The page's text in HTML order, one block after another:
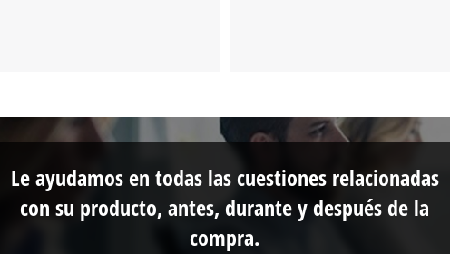
Le ayudamos en todas las cuestiones relacionadas
con su producto, antes, durante y después de la
compra.